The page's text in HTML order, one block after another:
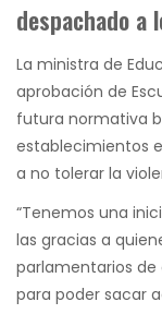
despachado a
La ministra de
aprobación de
futura normativa
establecimientos
a no tolerar la
“Tenemos una
las gracias a
parlamentarios
para poder sacar